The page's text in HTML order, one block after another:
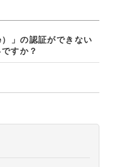
」の認証ができない
すか？